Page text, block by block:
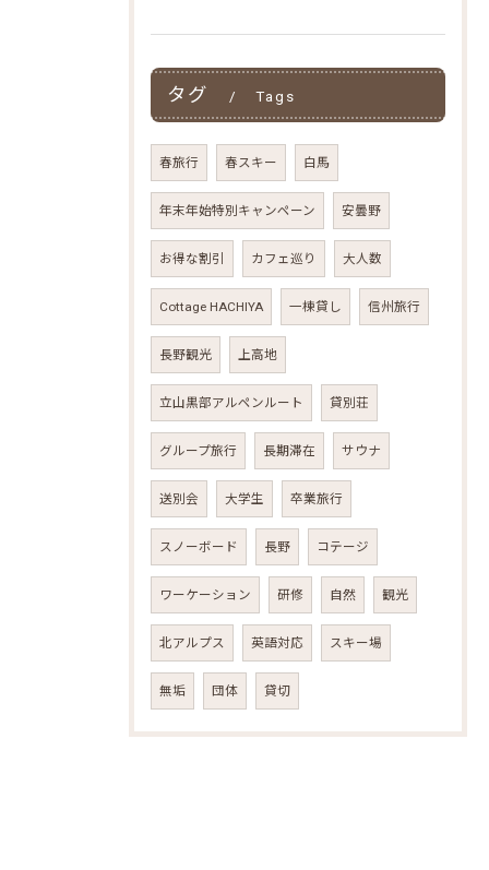
タグ Tags
春旅行 春スキー 白馬
年末年始特別キャンペーン 安曇野
お得な割引 カフェ巡り 大人数
Cottage HACHIYA 一棟貸し 信州旅行
長野観光 上高地
立山黒部アルペンルート 貸別荘
グループ旅行 長期滞在 サウナ
送別会 大学生 卒業旅行
スノーボード 長野 コテージ
ワーケーション 研修 自然 観光
北アルプス 英語対応 スキー場
無垢 団体 貸切